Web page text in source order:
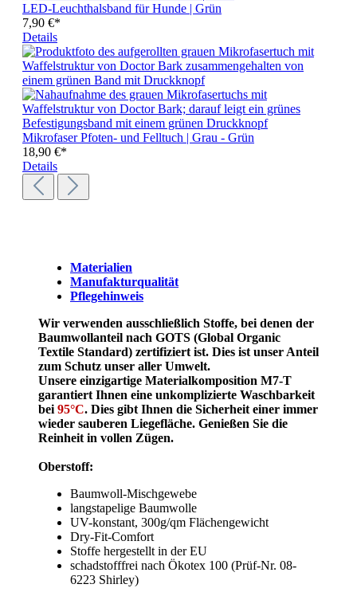
LED-Leuchthalsband für Hunde | Grün
7,90 €*
Details
Mikrofaser Pfoten- und Felltuch | Grau - Grün
18,90 €*
Details
Materialien
Manufakturqualität
Pflegehinweis
Wir verwenden ausschließlich Stoffe, bei denen der
Baumwollanteil nach GOTS (Global Organic
Textile Standard) zertifiziert ist. Dies ist unser Anteil
zum Schutz unser aller Umwelt.
Unsere einzigartige Materialkomposition M7-T
garantiert Ihnen eine unkomplizierte Waschbarkeit
bei 95°C. Dies gibt Ihnen die Sicherheit einer immer
wieder sauberen Liegefläche. Genießen Sie die
Reinheit in vollen Zügen.
Oberstoff:
Baumwoll-Mischgewebe
langstapelige Baumwolle
UV-konstant, 300g/qm Flächengewicht
Dry-Fit-Comfort
Stoffe hergestellt in der EU
schadstofffrei nach Ökotex 100 (Prüf-Nr. 08-
6223 Shirley)